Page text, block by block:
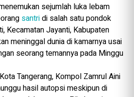
sejumlah luka lebam
santridi salah satu pondok
Kecamatan Jayanti, Kabupaten
meninggal dunia di kamarnya usai
seorang temannya pada Minggu
Tangerang, Kompol Zamrul Aini
hasil autopsi meskipun di